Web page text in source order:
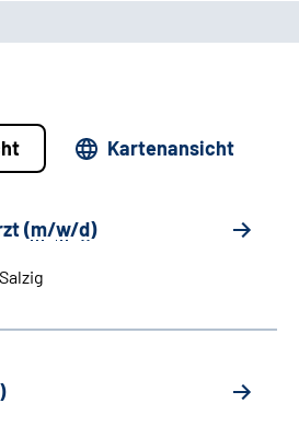
Kartenansicht
(m/w/d)
)